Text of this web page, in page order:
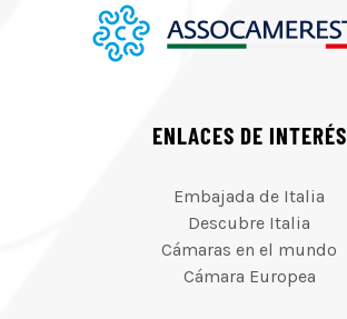
ENLACES DE INTERÉS
Embajada de Italia
Descubre Italia
Cámaras en el mundo
Cámara Europea